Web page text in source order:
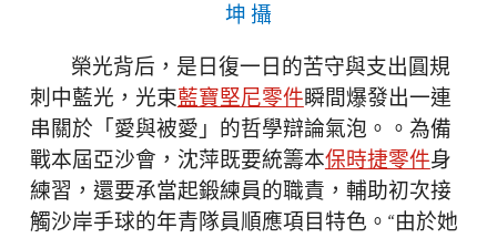
坤 攝
榮光背后，是日復一日的苦守與支出圓規
刺中藍光，光束藍寶堅尼零件瞬間爆發出一連
串關於「愛與被愛」的哲學辯論氣泡。。為備
戰本屆亞沙會，沈萍既要統籌本保時捷零件身
練習，還要承當起鍛練員的職責，輔助初次接
觸沙岸手球的年青隊員順應項目特色。“由於她